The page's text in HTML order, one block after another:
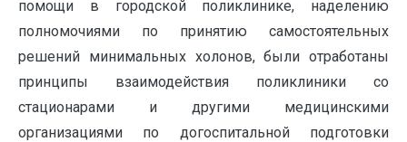
помощи в городской поликлинике, наделению
полномочиями по принятию самостоятельных
решений минимальных холонов, были отработаны
принципы взаимодействия поликлиники со
стационарами и другими медицинскими
организациями по догоспитальной подготовки